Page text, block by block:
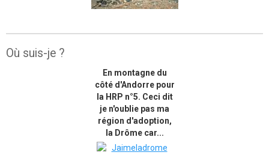
Où suis-je ?
En montagne du
côté d'Andorre pour
la HRP n°5. Ceci dit
je n'oublie pas ma
région d'adoption,
la Drôme car...